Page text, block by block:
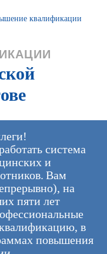
квалификации
система
и
Вам
на
пяти лет
в
повышения